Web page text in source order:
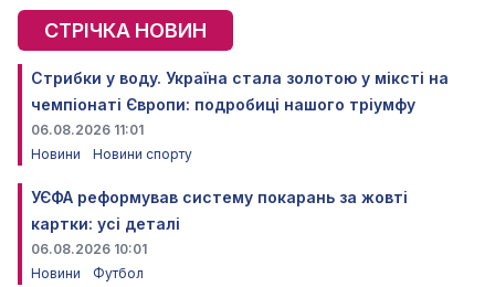
СТРІЧКА НОВИН
Стрибки у воду. Україна стала золотою у міксті на
чемпіонаті Європи: подробиці нашого тріумфу
06.08.2026 11:01
Новини
Новини спорту
УЄФА реформував систему покарань за жовті
картки: усі деталі
06.08.2026 10:01
Новини
Футбол